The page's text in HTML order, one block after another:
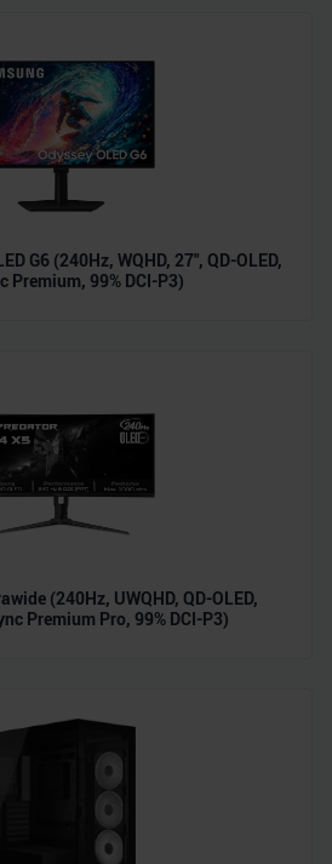
G6 (240Hz, WQHD, 27", QD-OLED,
Premium, 99% DCI-P3)
(240Hz, UWQHD, QD-OLED,
Premium Pro, 99% DCI-P3)